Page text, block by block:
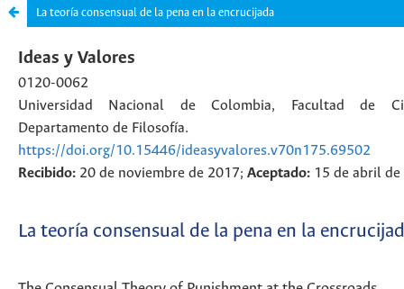
La teoría consensual de la pena en la encrucijada